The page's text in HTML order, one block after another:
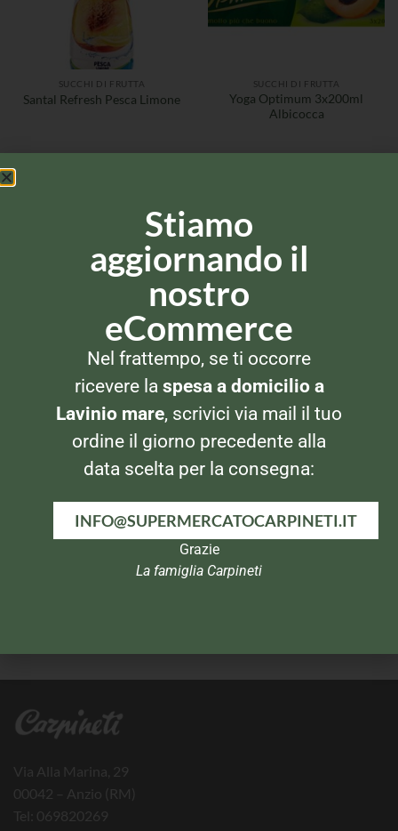
SUCCHI DI FRUTTA
Santal Refresh Pesca Limone
SUCCHI DI FRUTTA
Yoga Optimum 3x200ml
Albicocca
SUCCHI DI FRUTTA
Yoga Succo 1lt Mela Verde Santal Succo 1lt Arancia
Via Alla Marina, 29
00042 – Anzio (RM)
Tel: 069820269
Stiamo
aggiornando il
nostro
eCommerce
Nel frattempo, se ti occorre
ricevere la spesa a domicilio a
Lavinio mare, scrivici via mail il tuo
ordine il giorno precedente alla
data scelta per la consegna:
INFO@SUPERMERCATOCARPINETI.IT
Grazie
La famiglia Carpineti